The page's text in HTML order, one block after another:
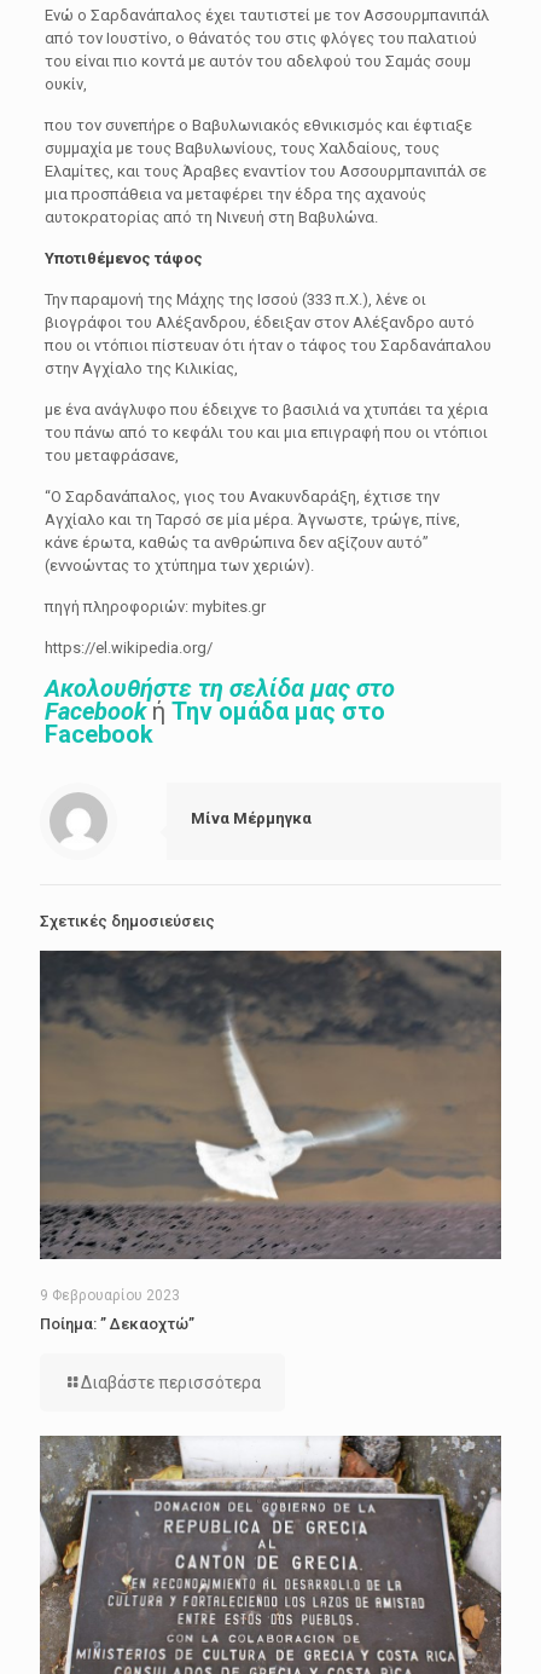
Ενώ ο Σαρδανάπαλος έχει ταυτιστεί με τον Ασσουρμπανιπάλ
από τον Ιουστίνο, ο θάνατός του στις φλόγες του παλατιού
του είναι πιο κοντά με αυτόν του αδελφού του Σαμάς σουμ
ουκίν,
που τον συνεπήρε ο Βαβυλωνιακός εθνικισμός και έφτιαξε
συμμαχία με τους Βαβυλωνίους, τους Χαλδαίους, τους
Ελαμίτες, και τους Άραβες εναντίον του Ασσουρμπανιπάλ σε
μια προσπάθεια να μεταφέρει την έδρα της αχανούς
αυτοκρατορίας από τη Νινευή στη Βαβυλώνα.
Υποτιθέμενος τάφος
Την παραμονή της Μάχης της Ισσού (333 π.Χ.), λένε οι
βιογράφοι του Αλέξανδρου, έδειξαν στον Αλέξανδρο αυτό
που οι ντόπιοι πίστευαν ότι ήταν ο τάφος του Σαρδανάπαλου
στην Αγχίαλο της Κιλικίας,
με ένα ανάγλυφο που έδειχνε το βασιλιά να χτυπάει τα χέρια
του πάνω από το κεφάλι του και μια επιγραφή που οι ντόπιοι
του μεταφράσανε,
“Ο Σαρδανάπαλος, γιος του Ανακυνδαράξη, έχτισε την
Αγχίαλο και τη Ταρσό σε μία μέρα. Άγνωστε, τρώγε, πίνε,
κάνε έρωτα, καθώς τα ανθρώπινα δεν αξίζουν αυτό”
(εννοώντας το χτύπημα των χεριών).
πηγή πληροφοριών: mybites.gr
https://el.wikipedia.org/
Ακολουθήστε τη σελίδα μας στο
Facebook ή Την ομάδα μας στο
Facebook
Μίνα Μέρμηγκα
Σχετικές δημοσιεύσεις
9 Φεβρουαρίου 2023
Ποίημα: ” Δεκαοχτώ”
Διαβάστε περισσότερα